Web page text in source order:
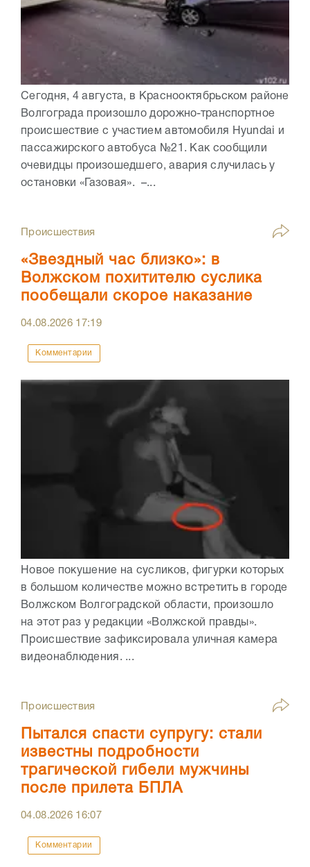
Сегодня, 4 августа, в Краснооктябрьском районе
Волгограда произошло дорожно-транспортное
происшествие с участием автомобиля Hyundai и
пассажирского автобуса №21. Как сообщили
очевидцы произошедшего, авария случилась у
остановки «Газовая». –...
Происшествия
«Звездный час близко»: в
Волжском похитителю суслика
пообещали скорое наказание
04.08.2026 17:19
Комментарии
Новое покушение на сусликов, фигурки которых
в большом количестве можно встретить в городе
Волжском Волгоградской области, произошло
на этот раз у редакции «Волжской правды».
Происшествие зафиксировала уличная камера
видеонаблюдения. ...
Происшествия
Пытался спасти супругу: стали
известны подробности
трагической гибели мужчины
после прилета БПЛА
04.08.2026 16:07
Комментарии